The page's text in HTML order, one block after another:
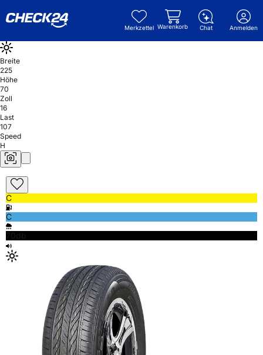
Merkzettel Warenkorb Chat Anmelden
Breite
225
Höhe
70
Zoll
16
Last
107
Speed
H
C
C
70db